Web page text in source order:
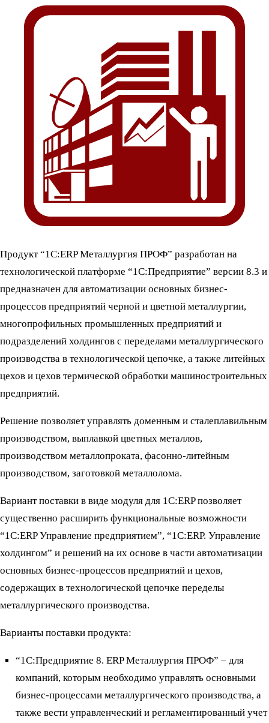
Продукт “1С:ERP Металлургия ПРОФ” разработан на
технологической платформе “1С:Предприятие” версии 8.3 и
предназначен для автоматизации основных бизнес-
процессов предприятий черной и цветной металлургии,
многопрофильных промышленных предприятий и
подразделений холдингов с переделами металлургического
производства в технологической цепочке, а также литейных
цехов и цехов термической обработки машиностроительных
предприятий.
Решение позволяет управлять доменным и сталеплавильным
производством, выплавкой цветных металлов,
производством металлопроката, фасонно-литейным
производством, заготовкой металлолома.
Вариант поставки в виде модуля для 1С:ERP позволяет
существенно расширить функциональные возможности
“1С:ERP Управление предприятием”, “1С:ERP. Управление
холдингом” и решений на их основе в части автоматизации
основных бизнес-процессов предприятий и цехов,
содержащих в технологической цепочке переделы
металлургического производства.
Варианты поставки продукта:
“1С:Предприятие 8. ERP Металлургия ПРОФ” – для
компаний, которым необходимо управлять основными
бизнес-процессами металлургического производства, а
также вести управленческий и регламентированный учет